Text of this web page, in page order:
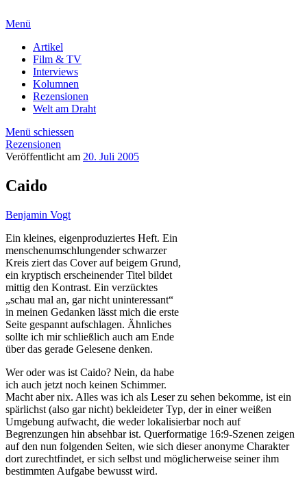
Menü
Artikel
Film & TV
Interviews
Kolumnen
Rezensionen
Welt am Draht
Menü schiessen
Rezensionen
Veröffentlicht am 20. Juli 2005
Caido
Benjamin Vogt
Ein kleines, eigenproduziertes Heft. Ein
menschenumschlungender schwarzer
Kreis ziert das Cover auf beigem Grund,
ein kryptisch erscheinender Titel bildet
mittig den Kontrast. Ein verzücktes
„schau mal an, gar nicht uninteressant“
in meinen Gedanken lässt mich die erste
Seite gespannt aufschlagen. Ähnliches
sollte ich mir schließlich auch am Ende
über das gerade Gelesene denken.
Wer oder was ist Caido? Nein, da habe
ich auch jetzt noch keinen Schimmer.
Macht aber nix. Alles was ich als Leser zu sehen bekomme, ist ein
spärlichst (also gar nicht) bekleideter Typ, der in einer weißen
Umgebung aufwacht, die weder lokalisierbar noch auf
Begrenzungen hin absehbar ist. Querformatige 16:9-Szenen zeigen
auf den nun folgenden Seiten, wie sich dieser anonyme Charakter
dort zurechtfindet, er sich selbst und möglicherweise seiner ihm
bestimmten Aufgabe bewusst wird.